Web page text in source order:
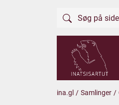
ina.gl / Samlinger /